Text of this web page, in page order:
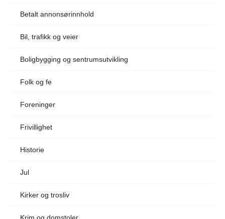
Betalt annonsørinnhold
Bil, trafikk og veier
Boligbygging og sentrumsutvikling
Folk og fe
Foreninger
Frivillighet
Historie
Jul
Kirker og trosliv
Krim og domstoler